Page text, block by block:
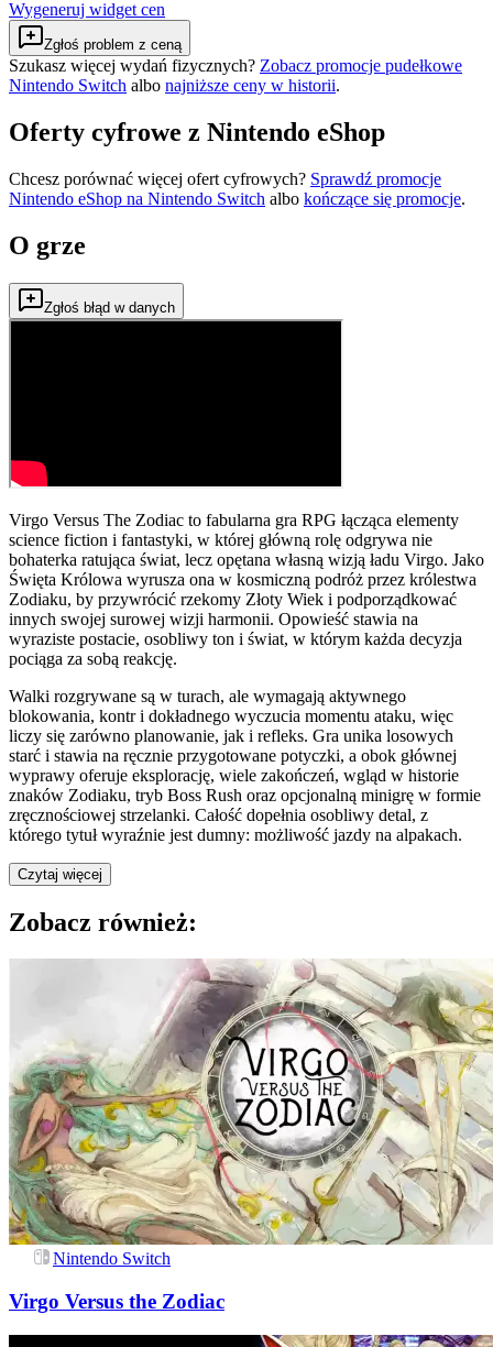
Wygeneruj widget cen
Zgłoś problem z ceną
Szukasz więcej wydań fizycznych? Zobacz promocje pudełkowe
Nintendo Switch albo najniższe ceny w historii.
Oferty cyfrowe z Nintendo eShop
Chcesz porównać więcej ofert cyfrowych? Sprawdź promocje
Nintendo eShop na Nintendo Switch albo kończące się promocje.
O grze
Zgłoś błąd w danych
Virgo Versus The Zodiac to fabularna gra RPG łącząca elementy
science fiction i fantastyki, w której główną rolę odgrywa nie
bohaterka ratująca świat, lecz opętana własną wizją ładu Virgo. Jako
Święta Królowa wyrusza ona w kosmiczną podróż przez królestwa
Zodiaku, by przywrócić rzekomy Złoty Wiek i podporządkować
innych swojej surowej wizji harmonii. Opowieść stawia na
wyraziste postacie, osobliwy ton i świat, w którym każda decyzja
pociąga za sobą reakcję.
Walki rozgrywane są w turach, ale wymagają aktywnego
blokowania, kontr i dokładnego wyczucia momentu ataku, więc
liczy się zarówno planowanie, jak i refleks. Gra unika losowych
starć i stawia na ręcznie przygotowane potyczki, a obok głównej
wyprawy oferuje eksplorację, wiele zakończeń, wgląd w historie
znaków Zodiaku, tryb Boss Rush oraz opcjonalną minigrę w formie
zręcznościowej strzelanki. Całość dopełnia osobliwy detal, z
którego tytuł wyraźnie jest dumny: możliwość jazdy na alpakach.
Czytaj więcej
Zobacz również:
Nintendo Switch
Virgo Versus the Zodiac